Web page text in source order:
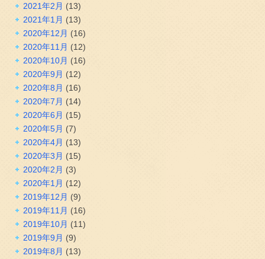
2021年2月 (13)
2021年1月 (13)
2020年12月 (16)
2020年11月 (12)
2020年10月 (16)
2020年9月 (12)
2020年8月 (16)
2020年7月 (14)
2020年6月 (15)
2020年5月 (7)
2020年4月 (13)
2020年3月 (15)
2020年2月 (3)
2020年1月 (12)
2019年12月 (9)
2019年11月 (16)
2019年10月 (11)
2019年9月 (9)
2019年8月 (13)